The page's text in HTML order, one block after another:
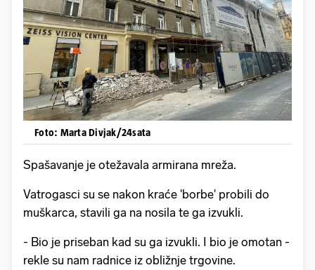
Foto: Marta Divjak/24sata
Spašavanje je otežavala armirana mreža.
Vatrogasci su se nakon kraće 'borbe' probili do
muškarca, stavili ga na nosila te ga izvukli.
- Bio je priseban kad su ga izvukli. I bio je omotan -
rekle su nam radnice iz obližnje trgovine.